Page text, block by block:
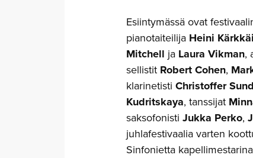
Esiintymässä ovat
pianotaiteilija Heini
Mitchell ja Laura Vikman,
sellistit Robert Cohen,
klarinetisti Christoffer
Kudritskaya, tanssijat
saksofonisti Jukka Perko,
juhlafestivaalia varten
Sinfonietta